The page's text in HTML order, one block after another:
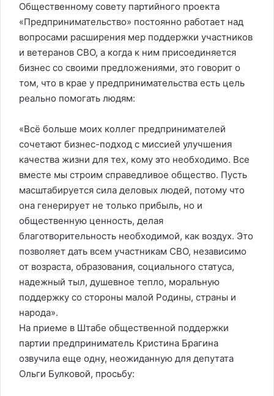
Общественному совету партийного проекта
«Предпринимательство» постоянно работает над
вопросами расширения мер поддержки участников
и ветеранов СВО, а когда к ним присоединяется
бизнес со своими предложениями, это говорит о
том, что в крае у предпринимательства есть цель
реально помогать людям:
«Всё больше моих коллег предпринимателей
сочетают бизнес-подход с миссией улучшения
качества жизни для тех, кому это необходимо. Все
вместе мы строим справедливое общество. Пусть
масштабируется сила деловых людей, потому что
она генерирует не только прибыль, но и
общественную ценность, делая
благотворительность необходимой, как воздух. Это
позволяет дать всем участникам СВО, независимо
от возраста, образования, социального статуса,
надежный тыл, душевное тепло, моральную
поддержку со стороны малой Родины, страны и
народа».
На приеме в Штабе общественной поддержки
партии предприниматель Кристина Брагина
озвучила еще одну, неожиданную для депутата
Ольги Булковой, просьбу: